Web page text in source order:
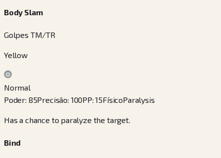
Body Slam
Golpes TM/TR
Yellow
Normal
Poder: 85Precisão: 100PP:15FísicoParalysis
Has a chance to paralyze the target.
Bind